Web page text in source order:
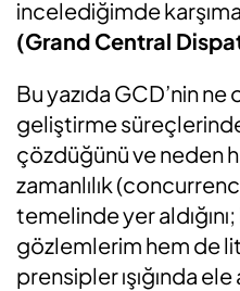
incelediğimde
(Grand Central
Bu yazıda GCD’nin
geliştirme
çözdüğünü ve neden
zamanlılık
temelinde yer
gözlemlerim hem de
prensipler ışığında